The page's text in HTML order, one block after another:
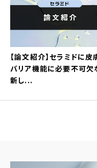
【論文紹介】セラミドに皮
バリア機能に必要不可欠
新し...